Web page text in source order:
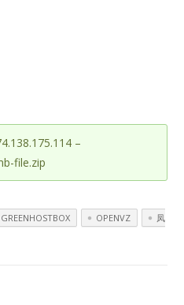
–
file.zip
GREENHOSTBOX OPENVZ
凤